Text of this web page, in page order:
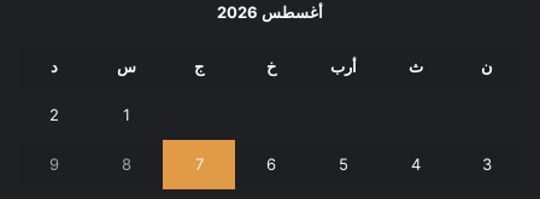
أغسطس 2026
ن ث أرب خ ج س د
1
2
3
4
5
6
7
8
9